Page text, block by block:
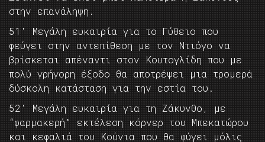
στην επανάληψη.
51′ Μεγάλη ευκαιρία για το Γύθειο που
φεύγει στην αντεπίθεση με τον Ντιόγο να
βρίσκεται απέναντι στον Κουτογλίδη που με
πολύ γρήγορη έξοδο θα αποτρέψει μια τρομερά
δύσκολη κατάσταση για την εστία του.
52′ Μεγάλη ευκαιρία για τη Ζάκυνθο, με
“φαρμακερή” εκτέλεση κόρνερ του Μπεκατώρου
και κεφαλιά του Κούνια που θα φύγει μόλις